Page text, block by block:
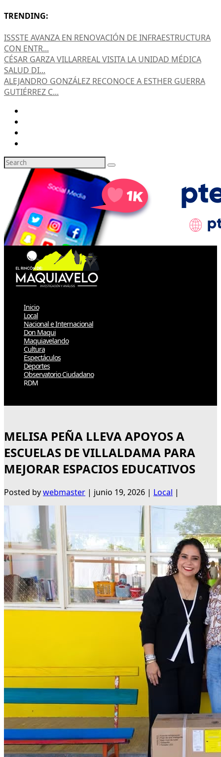
TRENDING:
ISSSTE AVANZA EN RENOVACIÓN DE INFRAESTRUCTURA
CON ENTR...
CÉSAR GARZA VILLARREAL VISITA LA UNIDAD MÉDICA
SALUD DI...
ALEJANDRO GONZÁLEZ RECONOCE A ESTHER GUERRA
GUTIÉRREZ C...
Inicio
Local
Nacional e Internacional
Don Maqui
Maquiavelando
Cultura
Espectáculos
Deportes
Observatorio Ciudadano
RDM
MELISA PEÑA LLEVA APOYOS A
ESCUELAS DE VILLALDAMA PARA
MEJORAR ESPACIOS EDUCATIVOS
Posted bywebmaster | junio 19, 2026 | Local |